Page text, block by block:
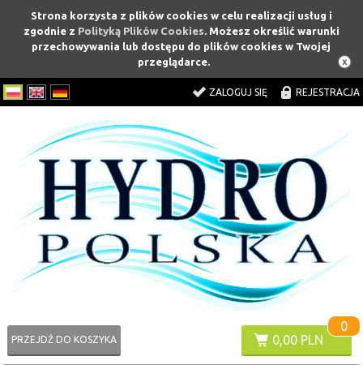
Strona korzysta z plików cookies w celu realizacji usług i
zgodnie z Polityką Plików Cookies. Możesz określić warunki
przechowywania lub dostępu do plików cookies w Twojej
przeglądarce.
ZALOGUJ SIĘ REJESTRACJA
0,00 PLN
0
PRZEJDŹ DO KOSZYKA